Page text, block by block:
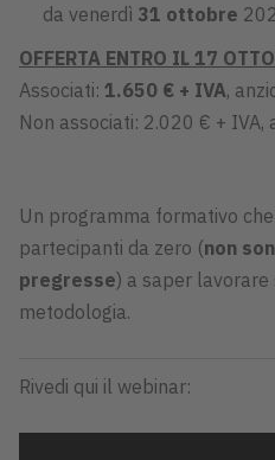
da venerdì 31 ottobre
OFFERTA ENTRO IL 17
Associati: 1.650 € + IVA,
Non associati: 2.020 € + IVA,
Un programma formativo
partecipanti da zero (non
pregresse) a saper lavorare
metodologia.
Rivedi qui il webinar: